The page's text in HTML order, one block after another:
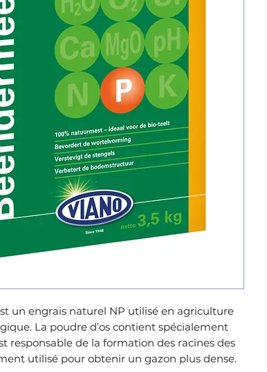
un engrais naturel NP utilisé en agriculture
La poudre d’os contient spécialement
responsable de la formation des racines des
utilisé pour obtenir un gazon plus dense.